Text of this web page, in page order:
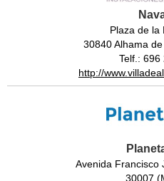
Plaza de la
30840 Alhama
Telf.: 696
http://
Avenida Francisco
30007